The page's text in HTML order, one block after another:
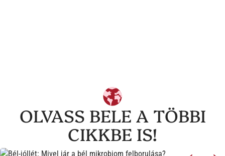
OLVASS BELE A TÖBBI
CIKKBE IS!